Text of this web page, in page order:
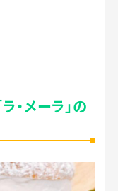
・メーラ」の